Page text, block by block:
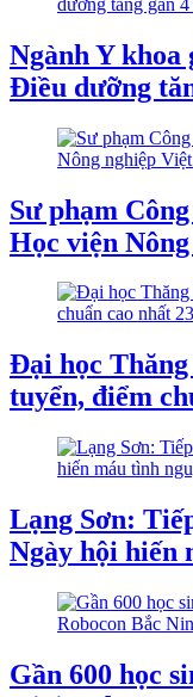
Ngành Y khoa
Điều dưỡng
Sư phạm
Học viện
Đại học
tuyển, điểm
Lạng Sơn:
Ngày hội hiến
Gần 600 học